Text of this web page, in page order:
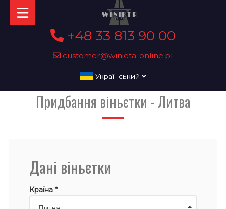
+48 33 813 90 00
customer@winieta-online.pl
Український
Придбання віньєтки - Литва
Дані віньєтки
Країна *